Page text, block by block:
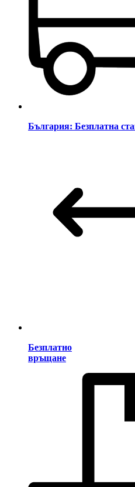
България: Безплатна
Безплатно
връщане